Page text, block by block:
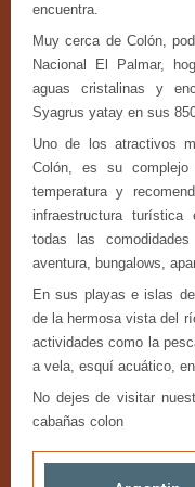
encuentra.
Muy cerca de Colón,
Nacional El Palmar,
aguas cristalinas y
Syagrus yatay en sus
Uno de los atractivos
Colón, es su
temperatura y
infraestructura
todas las
aventura, bungalows,
En sus playas e islas
de la hermosa vista del
actividades como la
a vela, esquí acuático,
No dejes de visitar
cabañas colon